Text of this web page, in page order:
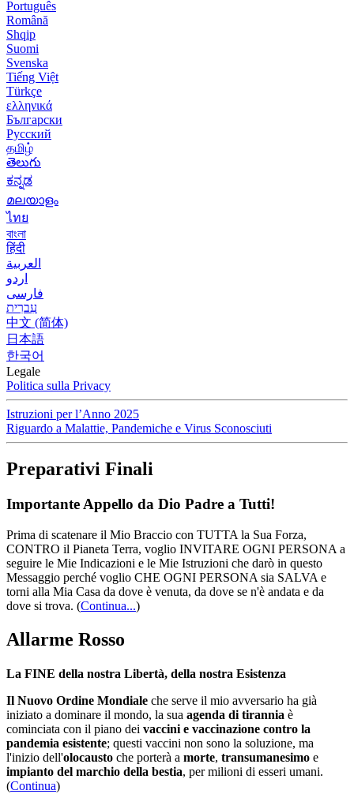
Português
Română
Shqip
Suomi
Svenska
Tiếng Việt
Türkçe
ελληνικά
Български
Русский
தமிழ்
తెలుగు
ಕನ್ನಡ
മലയാളം
ไทย
বাংলা
हिंदी
العربية
اردو
فارسی
עִברִית
中文 (简体)
日本語
한국어
Legale
Politica sulla Privacy
Istruzioni per l’Anno 2025
Riguardo a Malattie, Pandemiche e Virus Sconosciuti
Preparativi Finali
Importante Appello da Dio Padre a Tutti!
Prima di scatenare il Mio Braccio con TUTTA la Sua Forza,
CONTRO il Pianeta Terra, voglio INVITARE OGNI PERSONA a
seguire le Mie Indicazioni e le Mie Istruzioni che darò in questo
Messaggio perché voglio CHE OGNI PERSONA sia SALVA e
torni alla Mia Casa da dove è venuta, da dove se n'è andata e da
dove si trova. (Continua...)
Allarme Rosso
La FINE della nostra Libertà, della nostra Esistenza
Il Nuovo Ordine Mondiale che serve il mio avversario ha già
iniziato a dominare il mondo, la sua agenda di tirannia è
cominciata con il piano dei vaccini e vaccinazione contro la
pandemia esistente; questi vaccini non sono la soluzione, ma
l'inizio dell'olocausto che porterà a morte, transumanesimo e
impianto del marchio della bestia, per milioni di esseri umani.
(Continua)